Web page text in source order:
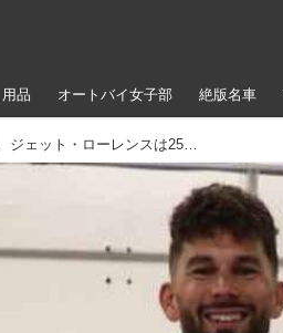
用品 オートバイ女子部 絶版名車
コルト・ニコルス、HRCに移籍。ジェット・ローレンスは250残留